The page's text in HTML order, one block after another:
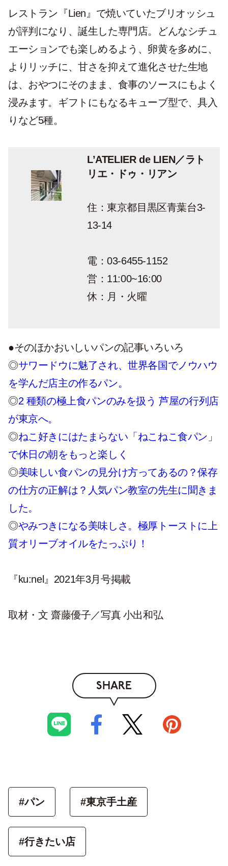
レストラン『Lien』で焼いていたブリオッシュ
が評判になり、誕生した専門店。どんなシチュ
エーションでも楽しめるよう、卵黄を多めに、
よりリッチに、甘さを抑えて進化させた生地
は、おやつにそのまま、食事のソースにもよく
浸みます。ギフトにもなるキューブ型で、具入
りなど5種。
L’ATELIER de LIEN／ラト
リエ・ドゥ・リアン
住：東京都目黒区青葉台3-
13-14
電：03-6455-1152
営：11:00~16:00
休：月・火曜
●そのほかおいしいパンの記事いろいろ
◎サワードウに魅了され、世界各国でノウハウ
を学んだ店主の作るパン。
◎2 種類の極上食パンのみを扱う 芦屋の行列店
が東京へ。
◎ねこ好きにはたまらない「ねこねこ食パン」
で休日の朝をもっと楽しく
◎美味しい食パンの見分け方ってあるの？保存
の仕方の正解は？人気パン教室の先生に聞きま
した。
◎やみつきになる美味しさ。極厚トーストに上
質オリーブオイルをたっぷり！
『ku:nel』 2021年3月号掲載
取材・文 齋藤優子／写真 小出和弘
SHARE
#パン #東京手土産
#行きたい店